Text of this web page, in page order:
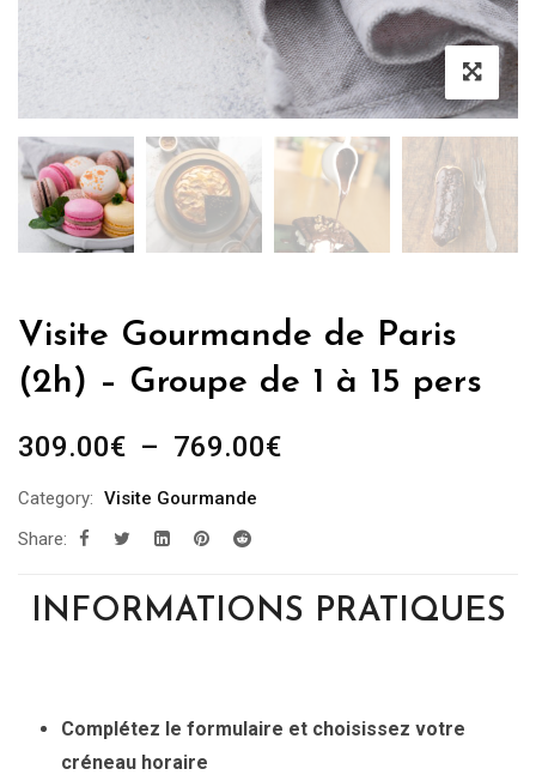
Visite Gourmande de Paris
(2h) – Groupe de 1 à 15 pers
309.00€ – 769.00€Plage
769.00€
Category: Visite Gourmande
Share:
INFORMATIONS PRATIQUES
Complétez le formulaire et choisissez votre
créneau horaire